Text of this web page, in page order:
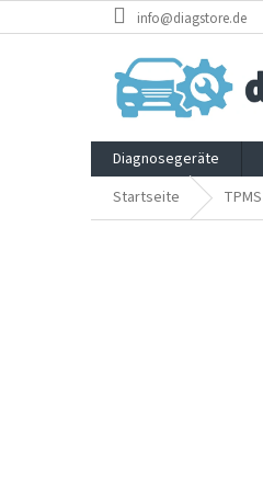
Inhalt
info@diagstore.de
Diagnosegeräte
Startseite
TPMS